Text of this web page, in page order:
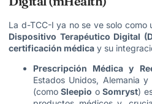
La d-TCC-I ya no se ve solo como
Dispositivo Terapéutico Digital
certificación médica y su
Prescripción Médica y
Estados Unidos, Alemania
(comoSleepio oSomryst)